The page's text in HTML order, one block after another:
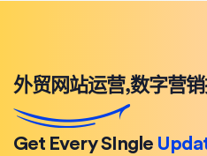
外贸网站运营,数字营
Get Every SIngle